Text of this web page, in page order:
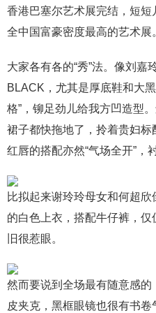
香港巴塞尔艺术展完结，短短
全中国富豪密度最高的艺术展
大家各有各的“秀”法。像刘嘉
BLACK，尤其是厚底鞋和大
格”，铆足劲儿给我方凹造型
裙子都快拖地了，拎着贵妇
红唇的搭配亦然“气场全开”，
比拟起来谢玲玲母女和何超
的白色上衣，搭配牛仔裤，
旧很惹眼。
然而要说到全场最有随意感
皮夹克，黑框眼镜也很有书卷